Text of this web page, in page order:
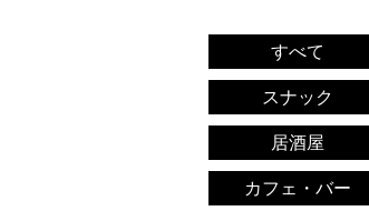
すべて
スナック
居酒屋
カフェ・バー